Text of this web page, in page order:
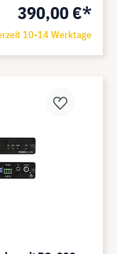
390,00 €*
10-14 Werktage